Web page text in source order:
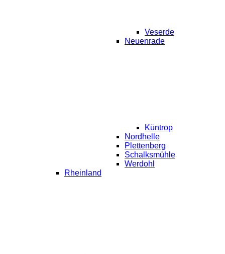
Veserde
Neuenrade
Küntrop
Nordhelle
Plettenberg
Schalksmühle
Werdohl
Rheinland